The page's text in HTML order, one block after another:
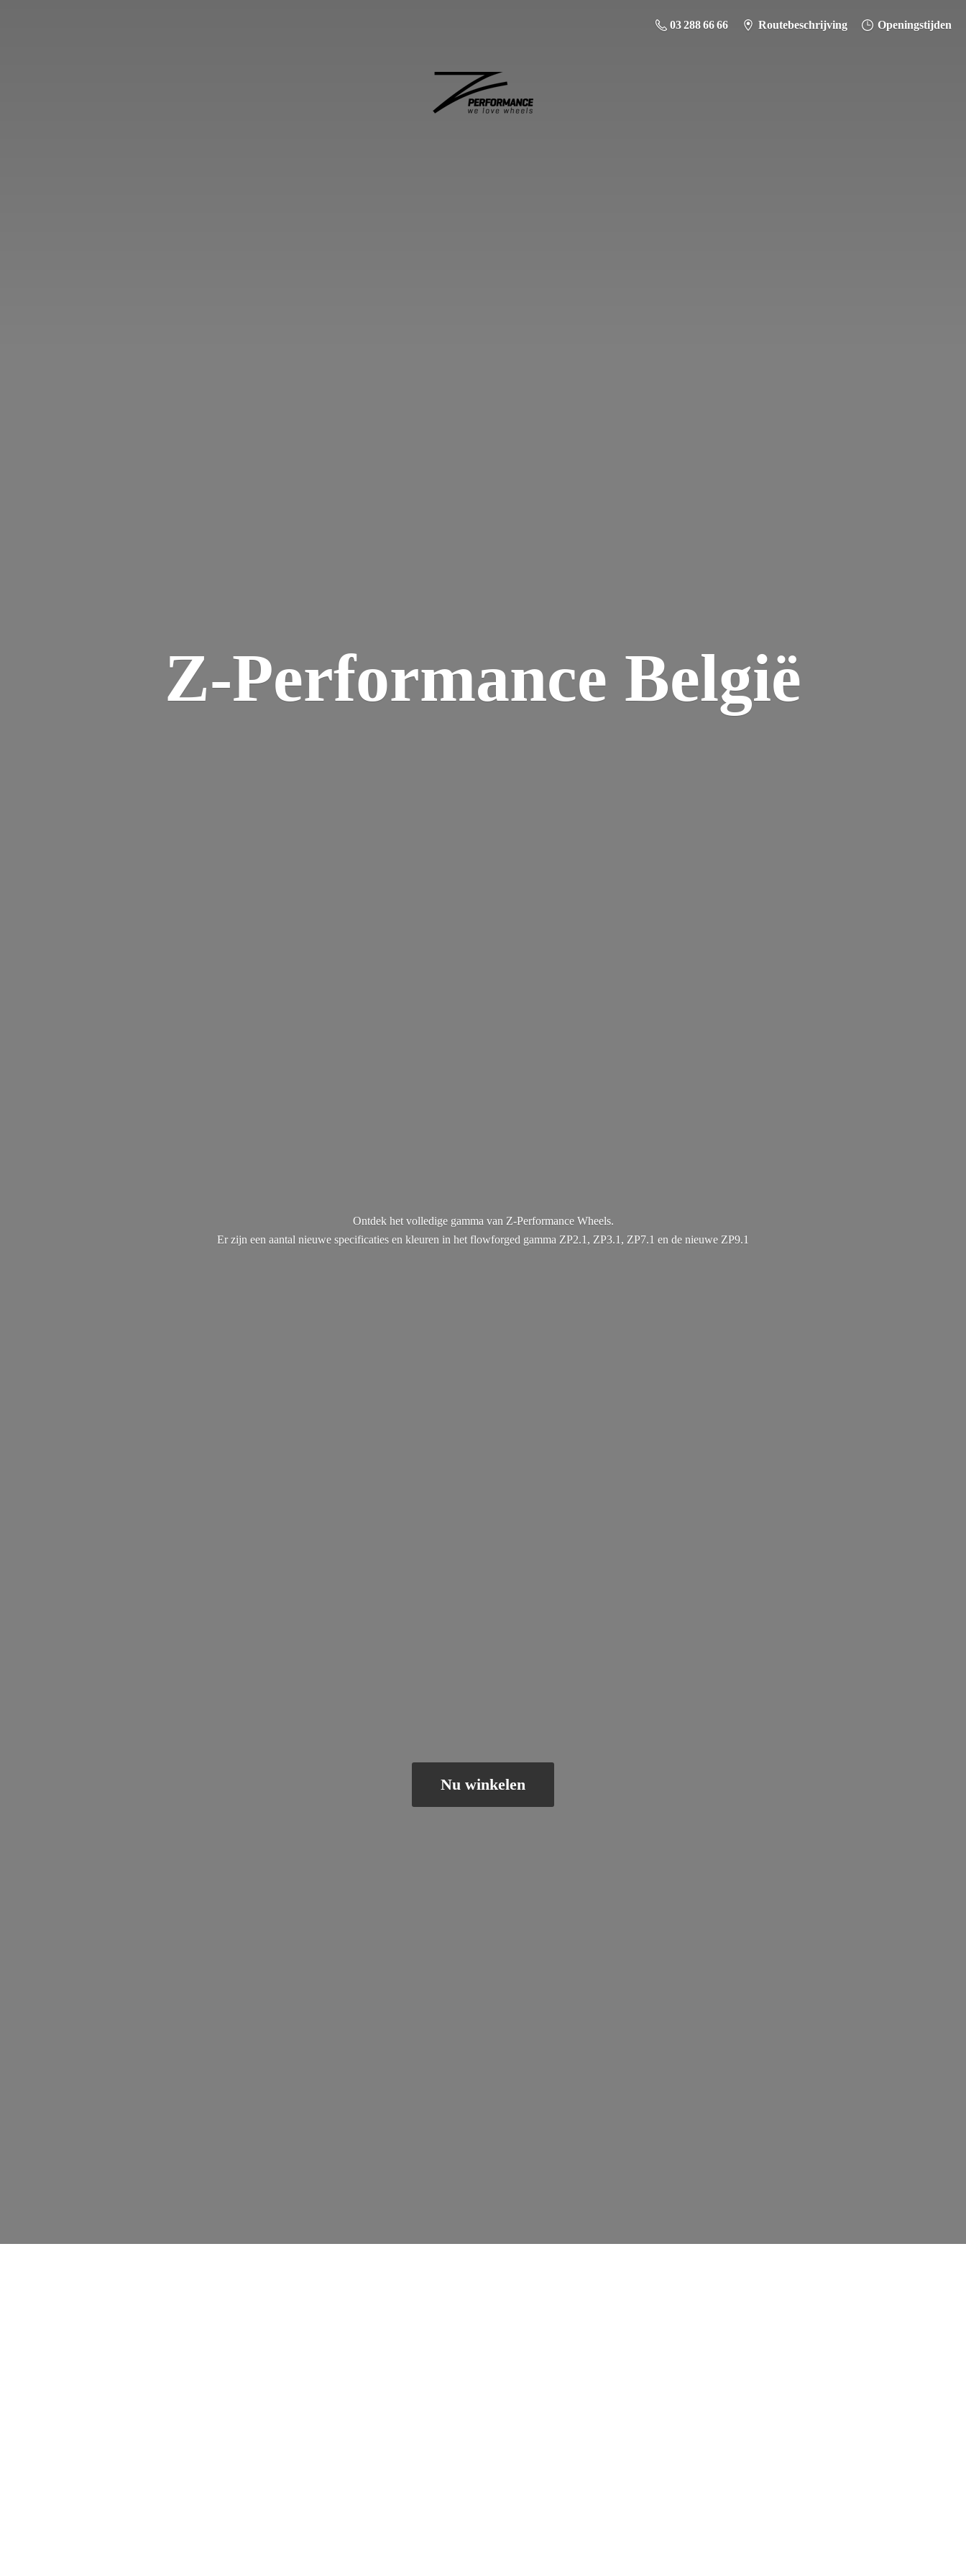
03 288 66 66 Routebeschrijving Openingstijden
Z-Performance België
Ontdek het volledige gamma van Z-Performance Wheels.
Er zijn een aantal nieuwe specificaties en kleuren in het flowforged gamma ZP2.1, ZP3.1, ZP7.1 en de nieuwe ZP9.1
Nu winkelen